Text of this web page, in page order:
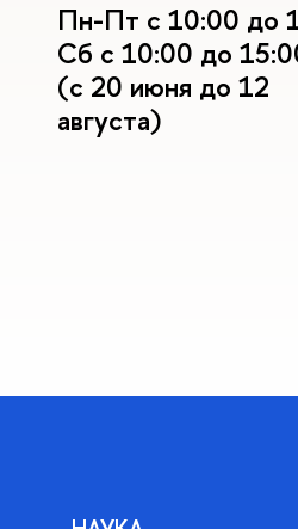
Пн-Пт с 10:00 до
Сб с 10:00 до
(с 20 июня до 12
августа)